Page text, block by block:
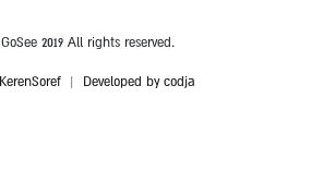
2019 All rights reserved.
Developed by codja